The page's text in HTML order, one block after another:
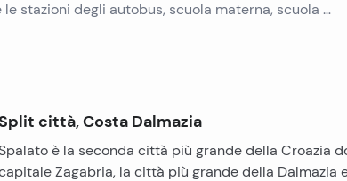
stazioni degli autobus, scuola materna, scuola …
città, Costa Dalmazia
è la seconda città più grande della Croazia
Zagabria, la città più grande della Dalmazia